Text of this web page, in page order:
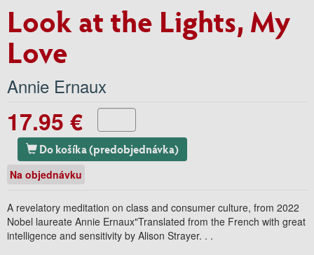
Look at the Lights, My
Love
Annie Ernaux
17.95 €
Do košíka (predobjednávka)
Na objednávku
A revelatory meditation on class and consumer culture, from 2022
Nobel laureate Annie Ernaux"Translated from the French with great
intelligence and sensitivity by Alison Strayer. . .